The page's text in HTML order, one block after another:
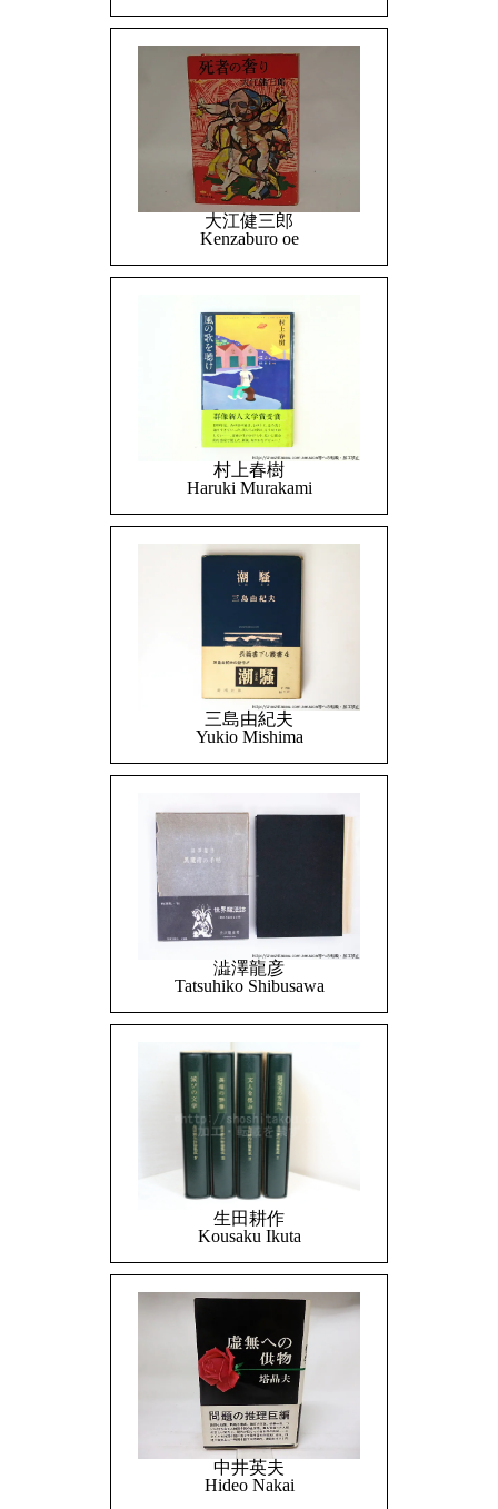
大江健三郎
Kenzaburo oe
村上春樹
Haruki Murakami
三島由紀夫
Yukio Mishima
澁澤龍彦
Tatsuhiko Shibusawa
生田耕作
Kousaku Ikuta
中井英夫
Hideo Nakai